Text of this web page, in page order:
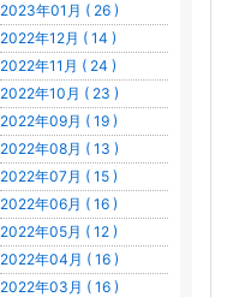
2023年01月 ( 26 )
2022年12月 ( 14 )
2022年11月 ( 24 )
2022年10月 ( 23 )
2022年09月 ( 19 )
2022年08月 ( 13 )
2022年07月 ( 15 )
2022年06月 ( 16 )
2022年05月 ( 12 )
2022年04月 ( 16 )
2022年03月 ( 16 )